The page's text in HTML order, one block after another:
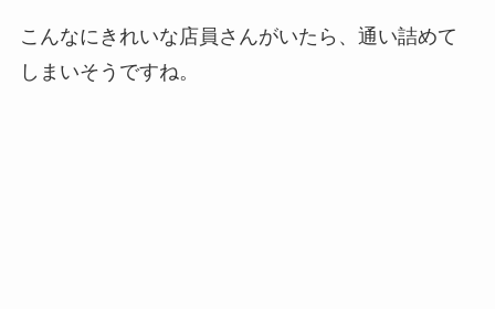
こんなにきれいな店員さんがいたら、通い詰めて
しまいそうですね。